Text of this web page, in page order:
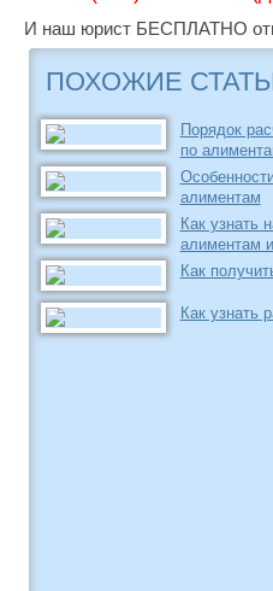
И наш юрист БЕСПЛАТНО
ПОХОЖИЕ
Порядок
по
алиментам
Как узнать
алиментам
Как
Как узнать